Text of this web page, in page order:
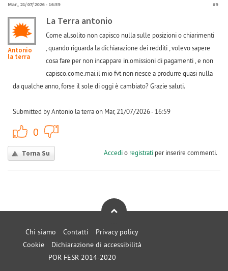
Mar, 21/07/2026 - 16:59 #9
Antonio
la terra
La Terra antonio
Come al.solito non capisco nulla sulle posizioni o chiarimenti
, quando riguarda la dichiarazione dei redditi , volevo sapere
cosa fare per non incappare in.omissioni di pagamenti , e non
capisco.come.mai.il mio fvt non riesce a produrre quasi nulla
da qualche anno, forse il sole di oggi è cambiato? Grazie saluti.
Submitted by Antonio la terra on Mar, 21/07/2026 - 16:59
0
Torna Su Accedio registratiper inserire commenti.
Chi siamo Contatti
Privacy policy
Cookie
Dichiarazione di accessibilità
POR FESR 2014-2020